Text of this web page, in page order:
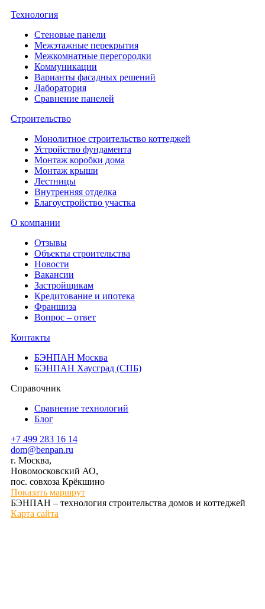
Технология
Стеновые панели
Межэтажные перекрытия
Межкомнатные перегородки
Коммуникации
Варианты фасадных решений
Лаборатория
Сравнение панелей
Строительство
Монолитное строительство коттеджей
Устройство фундамента
Монтаж коробки дома
Монтаж крыши
Лестницы
Внутренняя отделка
Благоустройство участка
О компании
Отзывы
Объекты строительства
Новости
Вакансии
Застройщикам
Кредитование и ипотека
Франшиза
Вопрос – ответ
Контакты
БЭНПАН Москва
БЭНПАН Хаусград (СПБ)
Справочник
Сравнение технологий
Блог
+7 499 283 16 14
dom@benpan.ru
г. Москва,
Новомосковский АО,
пос. совхоза Крёкшино
Показать маршрут
БЭНПАН – технология строительства домов и коттеджей
Карта сайта